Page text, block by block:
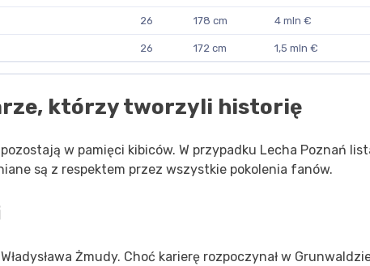
26 178 cm 4 mln €
26 172 cm 1,5 mln €
którzy tworzyli historię
w pamięci kibiców. W przypadku Lecha Poznań
są z respektem przez wszystkie pokolenia fanów.
Żmudy. Choć karierę rozpoczynał w